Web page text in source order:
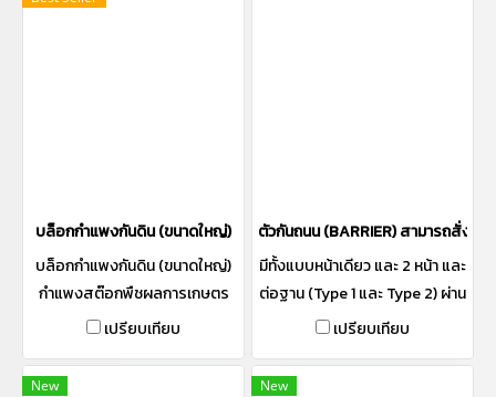
บล็อกกำแพงกันดิน (ขนาดใหญ่)
บล็อกกำแพงกันดิน (ขนาดใหญ่)
กำแพงสต๊อกพืชผลการเกษตร
กำแพงกันสต๊อก
เปรียบเทียบ
ตัวกันถนน (BARRIER) สามารถสั่งทำ
มีทั้งแบบหน้าเดียว และ 2 หน้า และ
ต่อฐาน (Type 1 และ Type 2) ผ่าน
การรับรอง "Made In Thailand"
สะท้อนแสง และติดตั้งราวเหล็ก
เปรียบเทียบ
New New